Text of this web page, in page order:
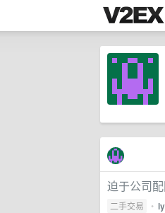
迫于公司
二手交易 •